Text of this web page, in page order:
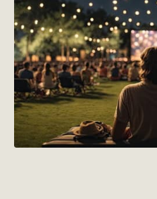
Mit dem
Festivals in